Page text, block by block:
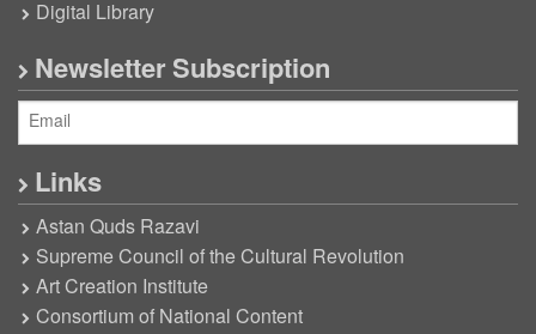
Digital Library
Newsletter Subscription
Links
Astan Quds Razavi
Supreme Council of the Cultural Revolution
Art Creation Institute
Consortium of National Content